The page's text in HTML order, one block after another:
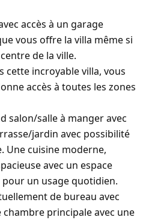
accès à un garage
vous offre la villa même si
de la ville.
cette incroyable villa, vous
accès à toutes les zones
salon/salle à manger avec
jardin avec possibilité
Une cuisine moderne,
avec un espace
un usage quotidien.
de bureau avec
chambre principale avec une